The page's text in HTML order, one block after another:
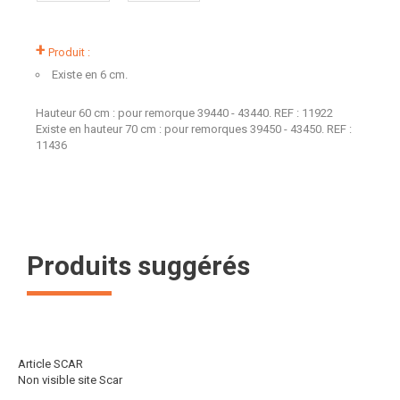
+ Produit :
Existe en 6 cm.
Hauteur 60 cm : pour remorque 39440 - 43440. REF : 11922
Existe en hauteur 70 cm : pour remorques 39450 - 43450. REF :
11436
Produits suggérés
Article SCAR
Non visible site Scar